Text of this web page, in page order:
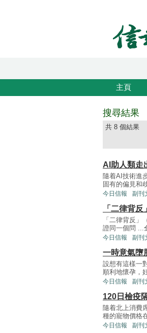
主頁
搜尋結果
共 8 個結果
AI助人類走
隨着AI技術進
固有的偏見和
今日信報 副刊
「二律背
「二律背反
證同一個問 ...
今日信報 副刊
一時意氣墮
設想有這樣一
順利地懷孕，
今日信報 副刊
120日檢疫
隨着北上消費
種的寵物價格
今日信報 副刊